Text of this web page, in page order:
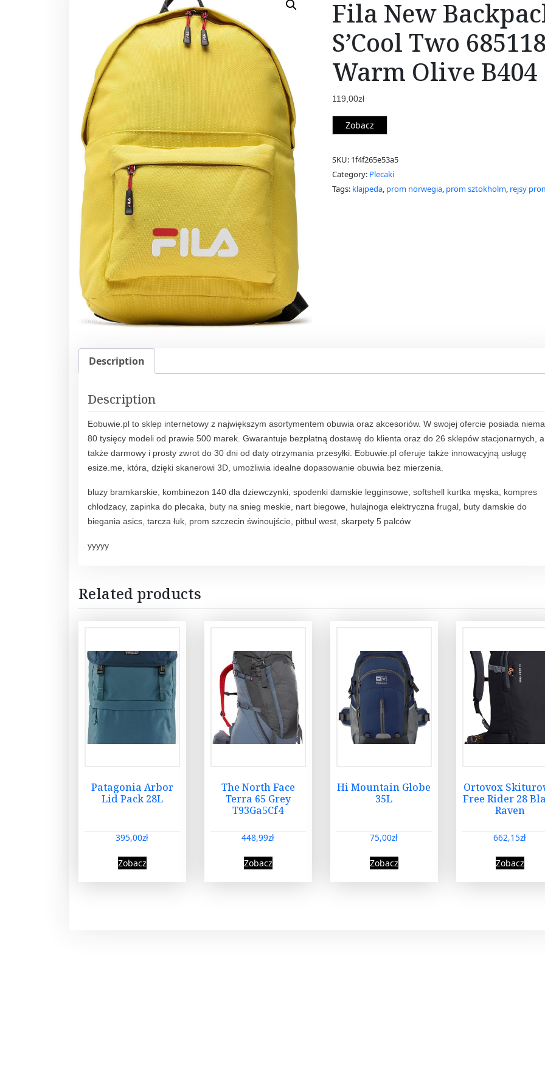
Fila New
S’Cool Two
Warm Olive B404
119,00zł
Zobacz
SKU: 1f4f265e53a5
Category: Plecaki
Tags: klajpeda, prom norwegia, prom sztokholm, rejsy
Description
Description
Eobuwie.pl to sklep internetowy z największym asortymentem obuwia oraz akcesoriów. W swojej ofercie posiada
80 tysięcy modeli od prawie 500 marek. Gwarantuje bezpłatną dostawę do klienta oraz do 26 sklepów stacjonarnych, a
także darmowy i prosty zwrot do 30 dni od daty otrzymania przesyłki. Eobuwie.pl oferuje także innowacyjną usługę
esize.me, która, dzięki skanerowi 3D, umożliwia idealne dopasowanie obuwia bez mierzenia.
bluzy bramkarskie, kombinezon 140 dla dziewczynki, spodenki damskie legginsowe, softshell kurtka męska, kompres
chlodzacy, zapinka do plecaka, buty na snieg meskie, nart biegowe, hulajnoga elektryczna frugal, buty damskie do
biegania asics, tarcza łuk, prom szczecin świnoujście, pitbul west, skarpety 5 palców
yyyyy
Related products
Patagonia Arbor
Lid Pack 28L
395,00zł
Zobacz
The North Face
Terra 65 Grey
T93Ga5Cf4
448,99zł
Zobacz
Hi Mountain Globe
35L
75,00zł
Zobacz
Ortovox
Free Rider 28
Raven
662,15zł
Zobacz